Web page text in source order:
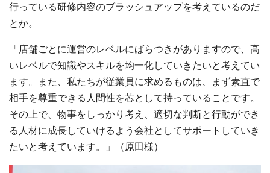
行っている研修内容のブラッシュアップを考えているのだ
とか。
「店舗ごとに運営のレベルにばらつきがありますので、高
いレベルで知識やスキルを均一化していきたいと考えてい
ます。また、私たちが従業員に求めるものは、まず素直で
相手を尊重できる人間性を芯として持っていることです。
その上で、物事をしっかり考え、適切な判断と行動ができ
る人材に成長していけるよう会社としてサポートしていき
たいと考えています。」（原田様）